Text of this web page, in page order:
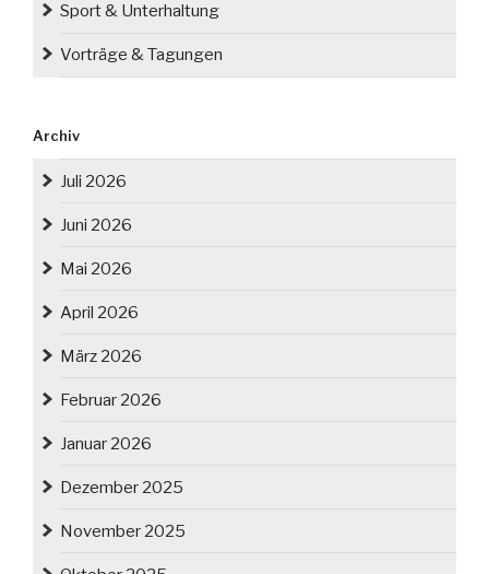
Sport & Unterhaltung
Vorträge & Tagungen
Archiv
Juli 2026
Juni 2026
Mai 2026
April 2026
März 2026
Februar 2026
Januar 2026
Dezember 2025
November 2025